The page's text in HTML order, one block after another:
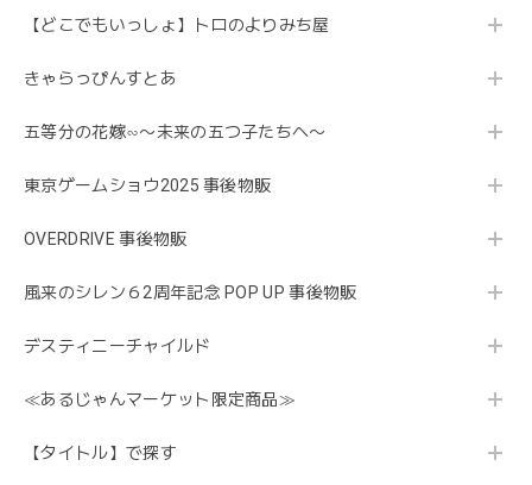
【どこでもいっしょ】トロのよりみち屋
きゃらっぴんすとあ
五等分の花嫁∽〜未来の五つ子たちへ〜
東京ゲームショウ2025 事後物販
OVERDRIVE 事後物販
風来のシレン６2周年記念 POP UP 事後物販
デスティニーチャイルド
≪あるじゃんマーケット限定商品≫
【タイトル】で探す